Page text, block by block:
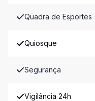
Quadra de Esportes
Quiosque
Segurança
Vigilância 24h